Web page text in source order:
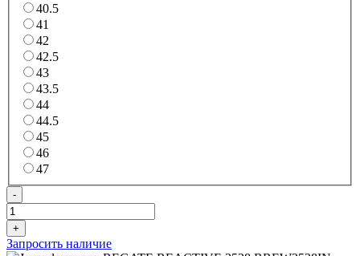
40.5
41
42
42.5
43
43.5
44
44.5
45
46
47
-
+
Запросить наличие